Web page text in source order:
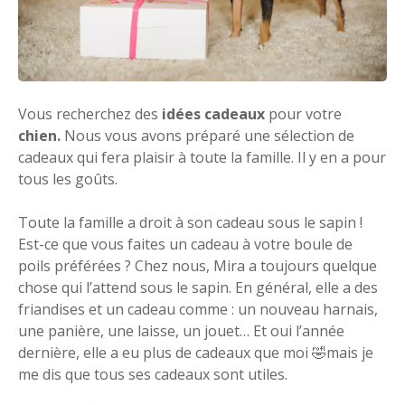
Vous recherchez des idées cadeaux pour votre
chien. Nous vous avons préparé une sélection de
cadeaux qui fera plaisir à toute la famille. Il y en a pour
tous les goûts.
Toute la famille a droit à son cadeau sous le sapin !
Est-ce que vous faites un cadeau à votre boule de
poils préférées ? Chez nous, Mira a toujours quelque
chose qui l’attend sous le sapin. En général, elle a des
friandises et un cadeau comme : un nouveau harnais,
une panière, une laisse, un jouet… Et oui l’année
dernière, elle a eu plus de cadeaux que moi 🤣mais je
me dis que tous ses cadeaux sont utiles.